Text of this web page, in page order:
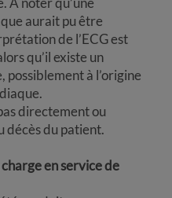
aurait pu être
de l’ECG est
qu’il existe un
à l’origine
directement ou
décès du patient.
en service de